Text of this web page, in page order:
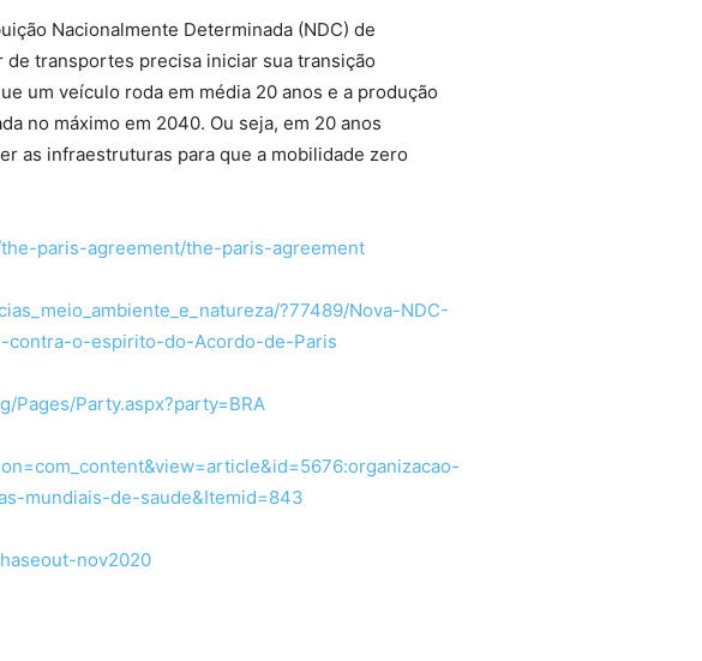
Nacionalmente Determinada (NDC) de
transportes precisa iniciar sua transição
um veículo roda em média 20 anos e a produção
no máximo em 2040. Ou seja, em 20 anos
as infraestruturas para que a mobilidade zero
paris-agreement/the-paris-agreement
?77489/Nova-NDC-
contra-o-espirito-do-Acordo-de-Paris
Pages/Party.aspx?party=BRA
mundiais-de-saude&Itemid=843
nov2020